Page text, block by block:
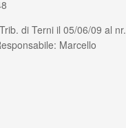
di Terni il 05/06/09 al nr.
Marcello